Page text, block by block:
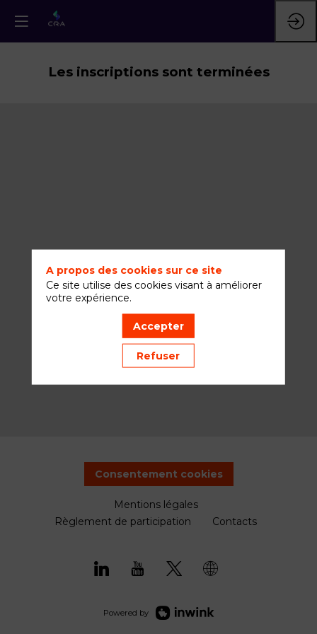
Les inscriptions sont terminées
Consentement cookies
Mentions légales
Règlement de participation
Contacts
Powered by
A propos des cookies sur ce site
Ce site utilise des cookies visant à améliorer
votre expérience.
Accepter
Refuser